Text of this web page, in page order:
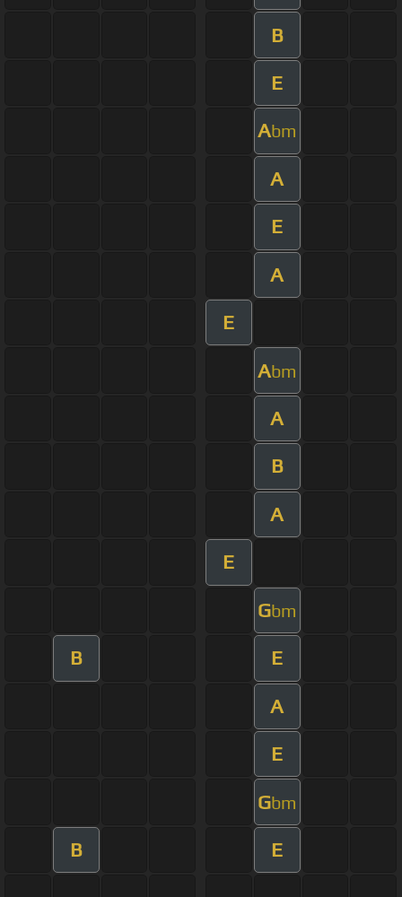
B
E
Abm
A
E
A
E
Abm
A
B
A
E
Gbm
B E
A
E
Gbm
B E